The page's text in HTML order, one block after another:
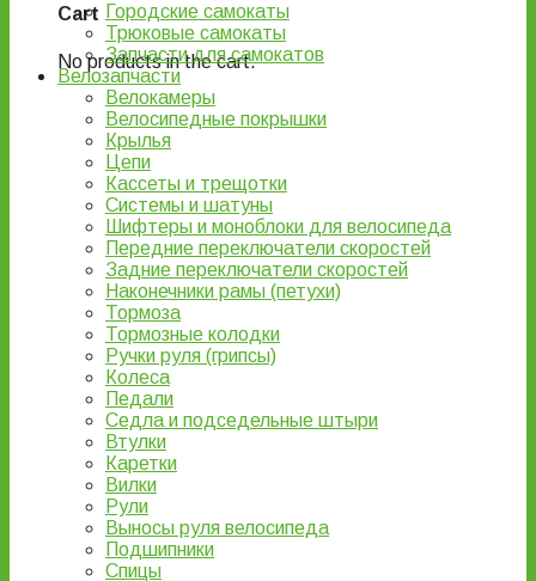
Cart
No products in the cart.
Городские самокаты
Трюковые самокаты
Запчасти для самокатов
Велозапчасти
Велокамеры
Велосипедные покрышки
Крылья
Цепи
Кассеты и трещотки
Системы и шатуны
Шифтеры и моноблоки для велосипеда
Передние переключатели скоростей
Задние переключатели скоростей
Наконечники рамы (петухи)
Тормоза
Тормозные колодки
Ручки руля (грипсы)
Колеса
Педали
Седла и подседельные штыри
Втулки
Каретки
Вилки
Рули
Выносы руля велосипеда
Подшипники
Спицы